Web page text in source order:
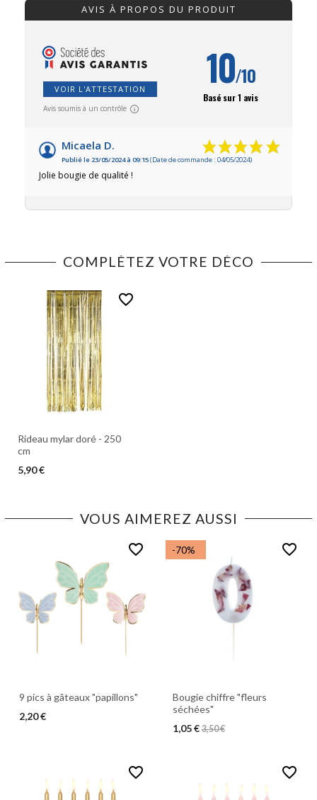
AVIS À PROPOS DU PRODUIT
VOIR L'ATTESTATION
Avis soumis à un contrôle
10/10
Basé sur 1 avis
Micaela D.
Publié le 23/05/2024 à 09:15(Date de commande : 04/05/2024)
Jolie bougie de qualité !
COMPLÉTEZ VOTRE DÉCO
favorite_border
Rideau mylar doré - 250
cm
5,90 €
VOUS AIMEREZ AUSSI
favorite_border
9 pics à gâteaux "papillons"
2,20 €
-70% favorite_border
Bougie chiffre "fleurs
séchées"
1,05 € 3,50 €
favorite_border favorite_border